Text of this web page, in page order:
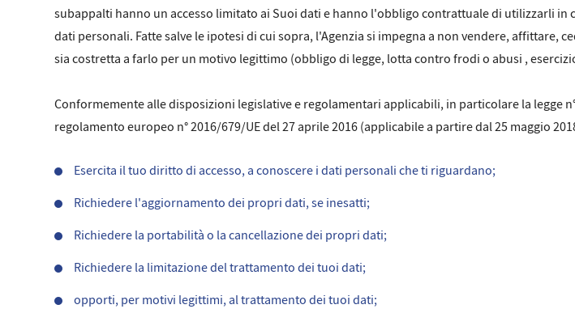
subappalti hanno un accesso limitato ai Suoi dati e hanno l'obbligo contrattuale di utilizzarli
dati personali. Fatte salve le ipotesi di cui sopra, l'Agenzia si impegna a non vendere, affittare,
sia costretta a farlo per un motivo legittimo (obbligo di legge, lotta contro frodi o abusi ,
Conformemente alle disposizioni legislative e regolamentari applicabili, in particolare la legge
regolamento europeo n° 2016/679/UE del 27 aprile 2016 (applicabile a partire dal 25 maggio
Esercita il tuo diritto di accesso, a conoscere i dati personali che ti riguardano;
Richiedere l'aggiornamento dei propri dati, se inesatti;
Richiedere la portabilità o la cancellazione dei propri dati;
Richiedere la limitazione del trattamento dei tuoi dati;
opporti, per motivi legittimi, al trattamento dei tuoi dati;